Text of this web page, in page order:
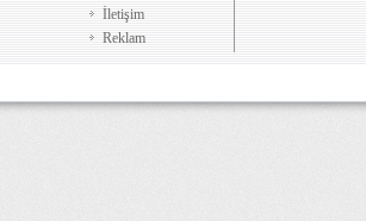
İletişim
Reklam